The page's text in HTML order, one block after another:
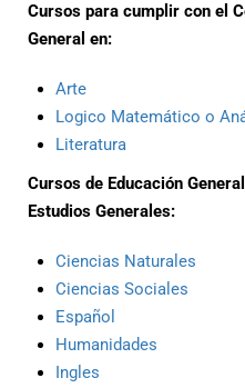
Cursos para cumplir con el
General en:
Arte
Logico Matemático o
Literatura
Cursos de Educación
Estudios Generales:
Ciencias Naturales
Ciencias Sociales
Español
Humanidades
Ingles